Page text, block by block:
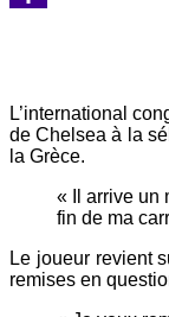
L’international
de Chelsea à la
la Grèce.
« Il arrive un
fin de ma
Le joueur revient
remises en